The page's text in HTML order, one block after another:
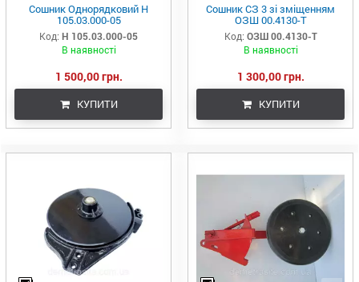
Сошник Однорядковий Н
105.03.000-05
Код: Н 105.03.000-05
В наявності
1 500,00 грн.
КУПИТИ
Сошник СЗ 3 зі зміщенням
ОЗШ 00.4130-Т
Код: ОЗШ 00.4130-Т
В наявності
1 300,00 грн.
КУПИТИ